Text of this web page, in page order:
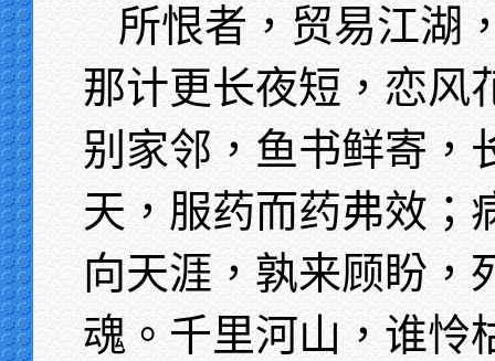
所恨者，贸易江湖
那计更长夜短，恋风
别家邻，鱼书鲜寄，
天，服药而药弗效；
向天涯，孰来顾盼，
魂。千里河山，谁怜